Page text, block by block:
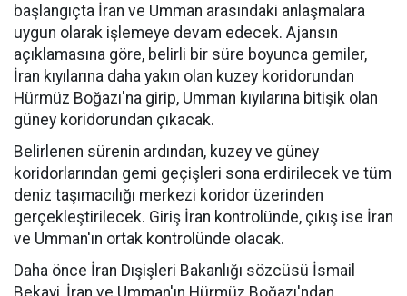
başlangıçta İran ve Umman arasındaki anlaşmalara
uygun olarak işlemeye devam edecek. Ajansın
açıklamasına göre, belirli bir süre boyunca gemiler,
İran kıyılarına daha yakın olan kuzey koridorundan
Hürmüz Boğazı'na girip, Umman kıyılarına bitişik olan
güney koridorundan çıkacak.
Belirlenen sürenin ardından, kuzey ve güney
koridorlarından gemi geçişleri sona erdirilecek ve tüm
deniz taşımacılığı merkezi koridor üzerinden
gerçekleştirilecek. Giriş İran kontrolünde, çıkış ise İran
ve Umman'ın ortak kontrolünde olacak.
Daha önce İran Dışişleri Bakanlığı sözcüsü İsmail
Bekayi, İran ve Umman'ın Hürmüz Boğazı'ndan